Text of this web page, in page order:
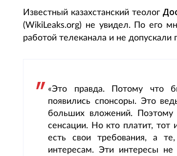
Известный казахстанский теолог
(WikiLeaks.org) не увидел. По его
работой телеканала и не допускали
«Это правда. Потому что
появились спонсоры. Это
больших вложений. Поэтому
сенсации. Но кто платит, тот
есть свои требования, а
интересам. Эти интересы не